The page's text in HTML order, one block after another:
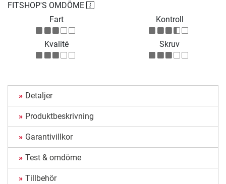
FITSHOP'S OMDÖME
Fart
Kontroll
Kvalité Skruv
Detaljer
Produktbeskrivning
Garantivillkor
Test & omdöme
Tillbehör